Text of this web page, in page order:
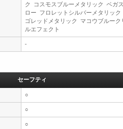
ク コスモスブルーメタリック ベガ
ロー フロレットシルバーメタリッ
ゴレッドメタリック マコウブルーク
ルエフェクト
-
セーフティ
○
○
○